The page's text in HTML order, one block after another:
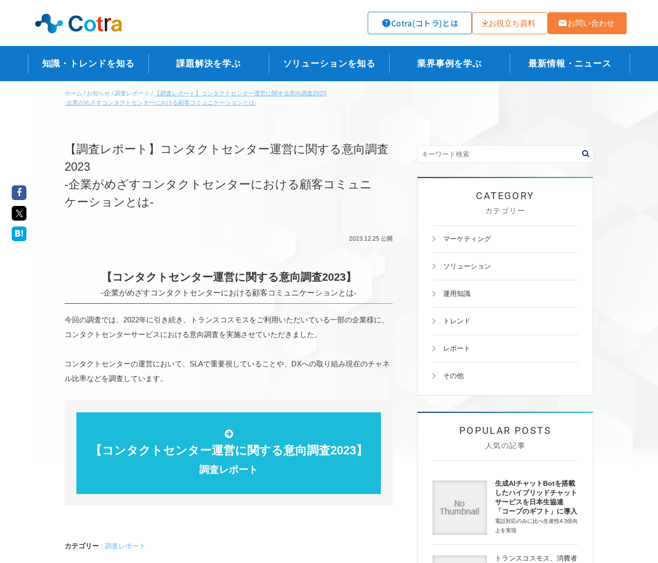
Cotra(コトラ)とは お役立ち資料 お問い合わせ
知識・トレンドを知る 課題解決を学ぶ ソリューションを知る 業界事例を学ぶ 最新情報・ニュース
ホーム お知らせ 調査レポート
【調査レポート】コンタクトセンター運営に関する意向調査2023
-企業がめざすコンタクトセンターにおける顧客コミュニケーションとは-
【調査レポート】コンタクトセンター運営に関する意向調査
2023
-企業がめざすコンタクトセンターにおける顧客コミュニ
ケーションとは-
2023.12.25 公開
【コンタクトセンター運営に関する意向調査2023】
-企業がめざすコンタクトセンターにおける顧客コミュニケーションとは-
今回の調査では、2022年に引き続き、トランスコスモスをご利用いただいている一部の企業様に、
コンタクトセンターサービスにおける意向調査を実施させていただきました。
コンタクトセンターの運営において、SLAで重要視していることや、DXへの取り組み現在のチャネ
ル比率などを調査しています。
【コンタクトセンター運営に関する意向調査2023】
調査レポート
カテゴリー : 調査レポート
カテゴリー
マーケティング
ソリューション
運用知識
トレンド
レポート
その他
人気の記事
生成AIチャットBotを搭載
したハイブリッドチャット
サービスを日本生協連
「コープのギフト」に導入
電話対応のみに比べ生産性4.3倍向
上を実現
トランスコスモス、消費者